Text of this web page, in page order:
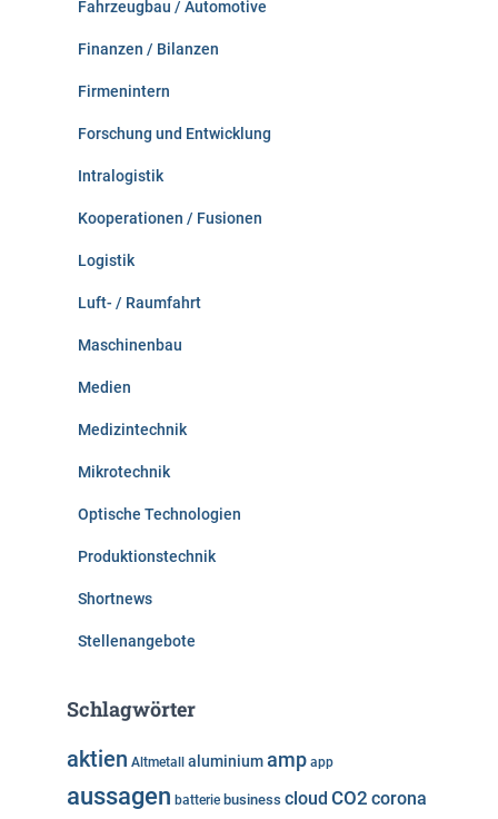
Fahrzeugbau / Automotive
Finanzen / Bilanzen
Firmenintern
Forschung und Entwicklung
Intralogistik
Kooperationen / Fusionen
Logistik
Luft- / Raumfahrt
Maschinenbau
Medien
Medizintechnik
Mikrotechnik
Optische Technologien
Produktionstechnik
Shortnews
Stellenangebote
Schlagwörter
aktien Altmetall aluminiumamp app
aussagen batterie business cloud CO2 corona